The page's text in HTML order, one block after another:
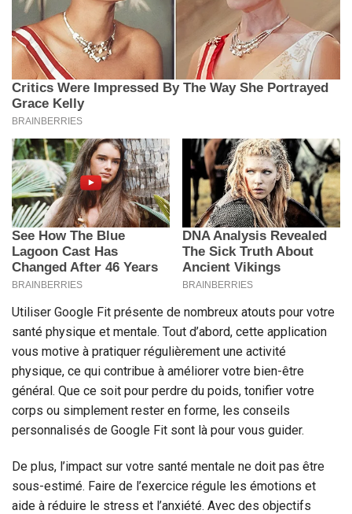
Utiliser Google Fit présente de nombreux atouts pour votre
santé physique et mentale. Tout d’abord, cette application
vous motive à pratiquer régulièrement une activité
physique, ce qui contribue à améliorer votre bien-être
général. Que ce soit pour perdre du poids, tonifier votre
corps ou simplement rester en forme, les conseils
personnalisés de Google Fit sont là pour vous guider.
De plus, l’impact sur votre santé mentale ne doit pas être
sous-estimé. Faire de l’exercice régule les émotions et
aide à réduire le stress et l’anxiété. Avec des objectifs